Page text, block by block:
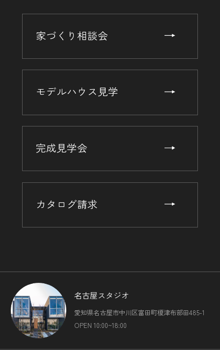
家づくり相談会
モデルハウス見学
完成見学会
カタログ請求
名古屋スタジオ
愛知県名古屋市中川区富田町榎津布部田485-1
OPEN 10:00~18:00